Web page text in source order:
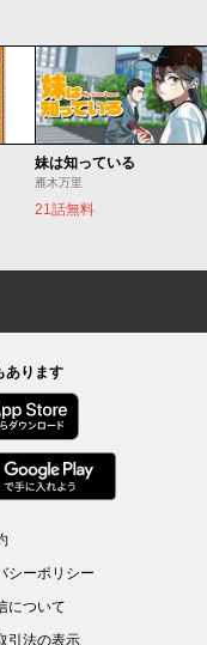
妹は知っている
雁木万里
21話無料
あります
シーポリシー
について
引法の表示